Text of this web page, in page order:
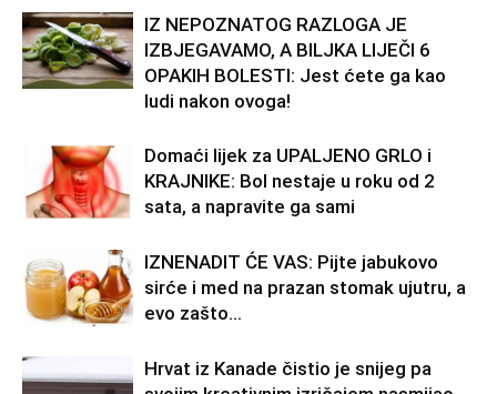
IZ NEPOZNATOG RAZLOGA JE
IZBJEGAVAMO, A BILJKA LIJEČI 6
OPAKIH BOLESTI: Jest ćete ga kao
ludi nakon ovoga!
Domaći lijek za UPALJENO GRLO i
KRAJNIKE: Bol nestaje u roku od 2
sata, a napravite ga sami
IZNENADIT ĆE VAS: Pijte jabukovo
sirće i med na prazan stomak ujutru, a
evo zašto…
Hrvat iz Kanade čistio je snijeg pa